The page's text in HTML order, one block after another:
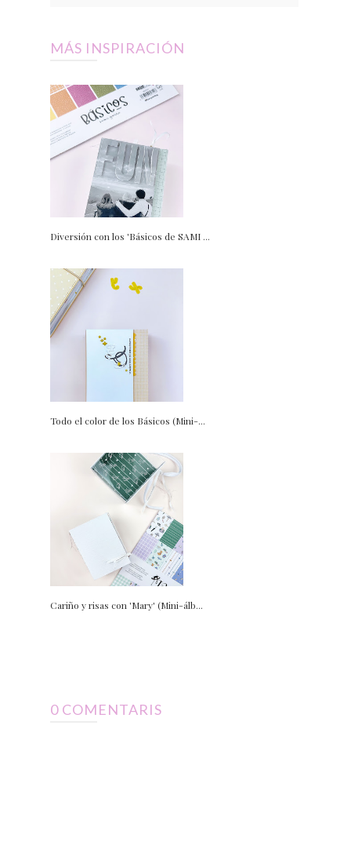
MÁS INSPIRACIÓN
Diversión con los 'Básicos de SAMI ...
Todo el color de los Básicos (Mini-...
Cariño y risas con 'Mary' (Mini-álb...
0 COMENTARIS